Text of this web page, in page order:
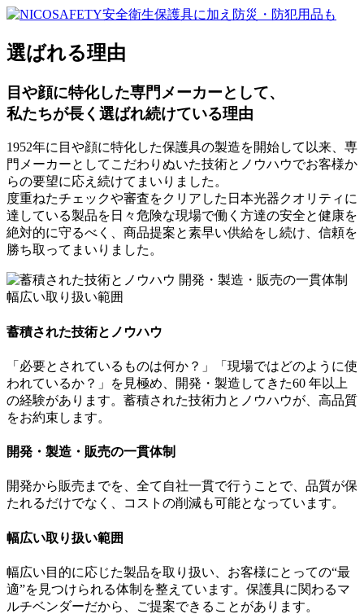
選ばれる理由
目や顔に特化した専門メーカーとして、
私たちが長く選ばれ続けている理由
1952年に目や顔に特化した保護具の製造を開始して以来、専
門メーカーとしてこだわりぬいた技術とノウハウでお客様か
らの要望に応え続けてまいりました。
度重ねたチェックや審査をクリアした日本光器クオリティに
達している製品を日々危険な現場で働く方達の安全と健康を
絶対的に守るべく、商品提案と素早い供給をし続け、信頼を
勝ち取ってまいりました。
蓄積された技術とノウハウ
「必要とされているものは何か？」「現場ではどのように使
われているか？」を見極め、開発・製造してきた60 年以上
の経験があります。蓄積された技術力とノウハウが、高品質
をお約束します。
開発・製造・販売の一貫体制
開発から販売までを、全て自社一貫で行うことで、品質が保
たれるだけでなく、コストの削減も可能となっています。
幅広い取り扱い範囲
幅広い目的に応じた製品を取り扱い、お客様にとっての“最
適”を見つけられる体制を整えています。保護具に関わるマ
ルチベンダーだから、ご提案できることがあります。